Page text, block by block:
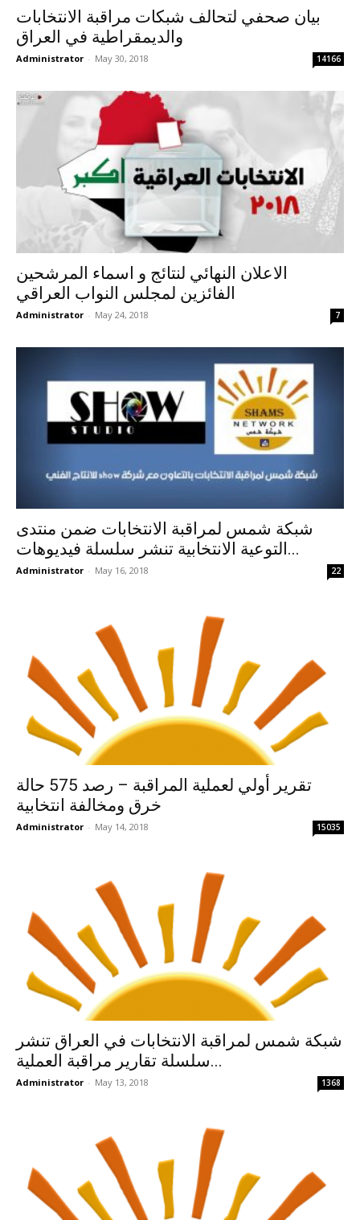
بيان صحفي لتحالف شبكات مراقبة الانتخابات
والديمقراطية في العراق
Administrator - May 30, 2018 14166
الاعلان النهائي لنتائج و اسماء المرشحين
الفائزين لمجلس النواب العراقي
Administrator - May 24, 2018 7
شبكة شمس لمراقبة الانتخابات ضمن منتدى
التوعية الانتخابية تنشر سلسلة فيديوهات...
Administrator - May 16, 2018 22
تقرير أولي لعملية المراقبة – رصد 575 حالة
خرق ومخالفة انتخابية
Administrator - May 14, 2018 15035
شبكة شمس لمراقبة الانتخابات في العراق تنشر
سلسلة تقارير مراقبة العملية...
Administrator - May 13, 2018 1368